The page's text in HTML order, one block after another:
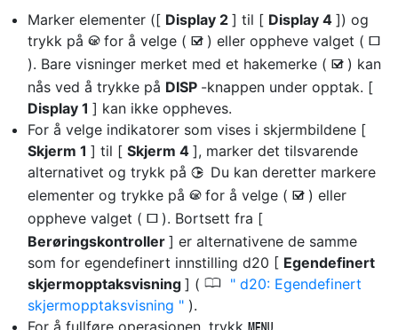
Marker elementer ([ Display 2 ] til [ Display 4 ]) og
trykk på J for å velge ( M ) eller oppheve valget ( U
). Bare visninger merket med et hakemerke ( M ) kan
nås ved å trykke på DISP -knappen under opptak. [
Display 1 ] kan ikke oppheves.
For å velge indikatorer som vises i skjermbildene [
Skjerm 1 ] til [ Skjerm 4 ], marker det tilsvarende
alternativet og trykk på 2 Du kan deretter markere
elementer og trykke på J for å velge ( M ) eller
oppheve valget ( U ). Bortsett fra [
Berøringskontroller ] er alternativene de samme
som for egendefinert innstilling d20 [ Egendefinert
skjermopptaksvisning ] ( 0
d20: Egendefinert
skjermopptaksvisning
).
For å fullføre operasjonen, trykk